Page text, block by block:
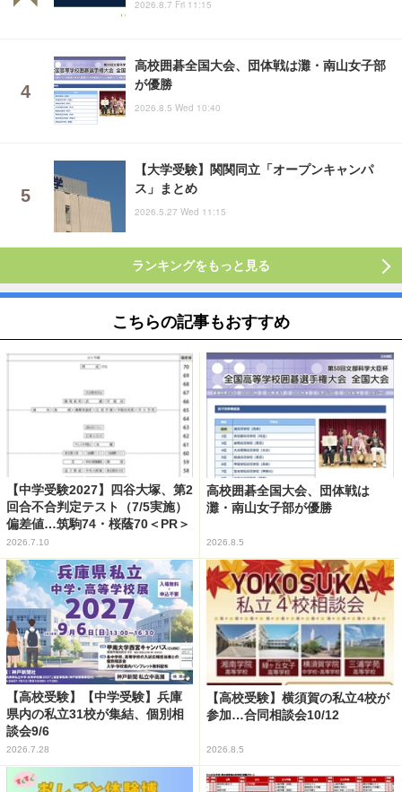
2026.8.7 Fri 11:15
高校囲碁全国大会、団体戦は灘・南山女子部
が優勝
2026.8.5 Wed 10:40
【大学受験】関関同立「オープンキャンパ
ス」まとめ
2026.5.27 Wed 11:15
ランキングをもっと見る
こちらの記事もおすすめ
【中学受験2027】四谷大塚、第2
回合不合判定テスト（7/5実施）
偏差値…筑駒74・桜蔭70＜PR＞
2026.7.10
高校囲碁全国大会、団体戦は
灘・南山女子部が優勝
2026.8.5
【高校受験】【中学受験】兵庫
県内の私立31校が集結、個別相
談会9/6
2026.7.28
【高校受験】横須賀の私立4校が
参加…合同相談会10/12
2026.8.5